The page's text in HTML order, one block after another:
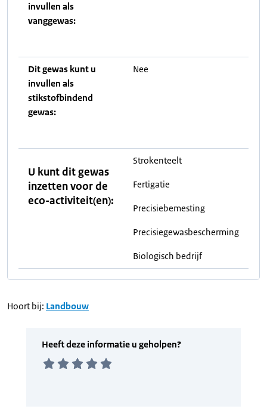
invullen als
vanggewas:
Dit gewas kunt u
invullen als
stikstofbindend
gewas:
Nee
U kunt dit gewas
inzetten voor de
eco-activiteit(en):
Strokenteelt
Fertigatie
Precisiebemesting
Precisiegewasbescherming
Biologisch bedrijf
Hoort bij: Landbouw